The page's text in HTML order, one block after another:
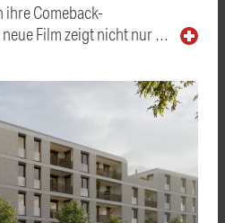
Comeback-
Film zeigt nicht nur …